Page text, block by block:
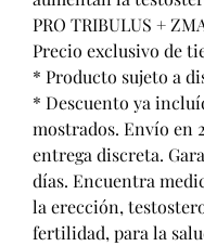
PRO TRIBULUS +
Precio exclusivo de
* Producto sujeto a
* Descuento ya
mostrados. Envío en
entrega discreta.
días. Encuentra
la erección,
fertilidad, para la